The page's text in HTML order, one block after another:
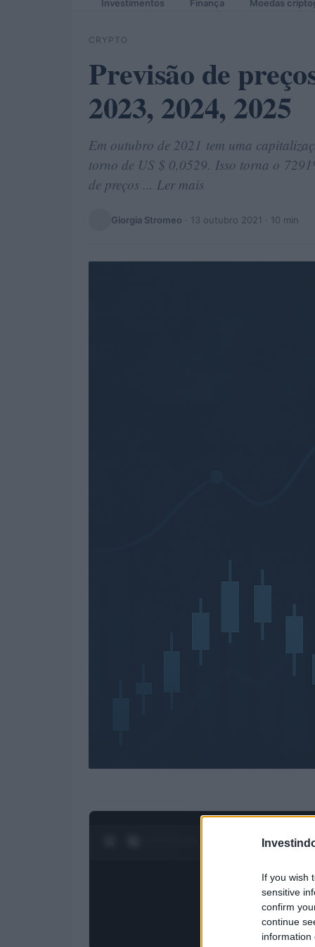
If you wish
sensitive
confirm
continue
information
Investimentos Finança Moedas
CRYPTO
Previsão de
2023, 2024, 2025
Em outubro de 2021 tem uma
torno de US $ 0,0529. Isso torna o
de preços ... Ler mais
Giorgia Stromeo · 13 outubro 2021 · 10 min
1/4